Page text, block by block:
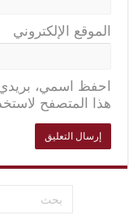
الموقع الإلكتروني
احفظ اسمي، بريدي
هذا المتصفح